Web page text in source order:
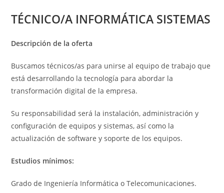
TÉCNICO/A INFORMÁTICA SISTEMAS
Descripción de la oferta
Buscamos técnicos/as para unirse al equipo de trabajo que
está desarrollando la tecnología para abordar la
transformación digital de la empresa.
Su responsabilidad será la instalación, administración y
configuración de equipos y sistemas, así como la
actualización de software y soporte de los equipos.
Estudios mínimos:
Grado de Ingeniería Informática o Telecomunicaciones.